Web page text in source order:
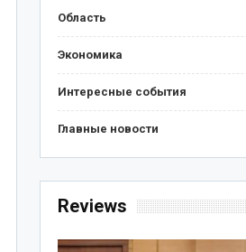
Область
Экономика
Интересные события
Главные новости
Reviews